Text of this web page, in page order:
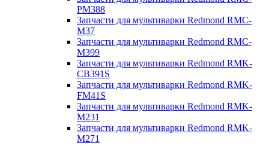
PM388
Запчасти для мультиварки Redmond RMC-
M37
Запчасти для мультиварки Redmond RMC-
M399
Запчасти для мультиварки Redmond RMK-
CB391S
Запчасти для мультиварки Redmond RMK-
FM41S
Запчасти для мультиварки Redmond RMK-
M231
Запчасти для мультиварки Redmond RMK-
M271